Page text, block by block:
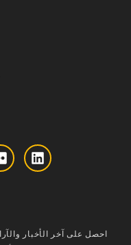
احصل على آخر الأخبار